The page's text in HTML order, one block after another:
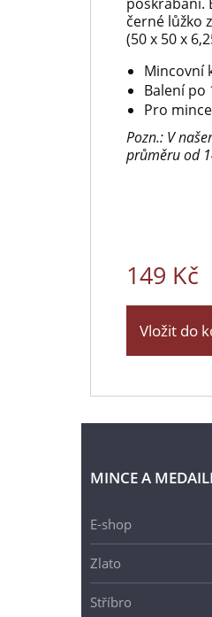
černé lůžko
(50 x 50 x
Mincovní
Balení po
Pro
Pozn.: V
průměru od
149 Kč
Vložit do
MINCE A
E-shop
Zlato
Stříbro